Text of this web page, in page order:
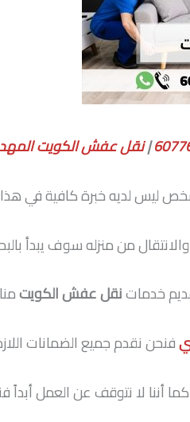
|نقل عفش الكويت
ليس لديه خبرة كافية في هذا
من منزله سوف يبدأ
خدماتنقل عفش الكويت
فنحن نقدم جميع الضمانات
أننا لا نتوقف عن العمل أبداً